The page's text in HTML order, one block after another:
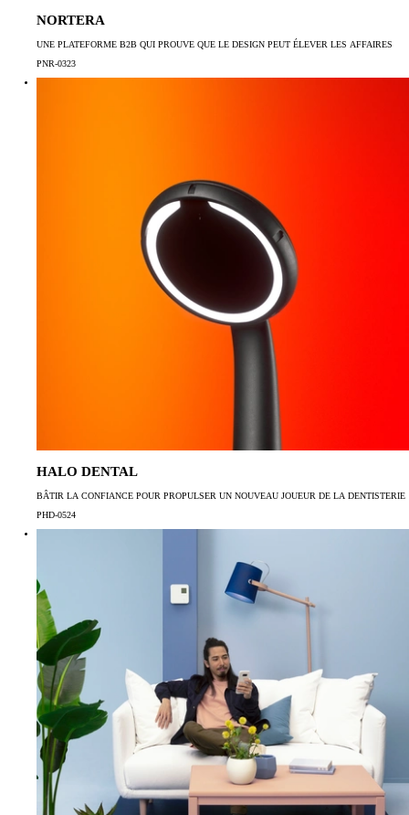
NORTERA
UNE PLATEFORME B2B QUI PROUVE QUE LE DESIGN PEUT ÉLEVER LES AFFAIRES
PNR-0323
HALO DENTAL
BÂTIR LA CONFIANCE POUR PROPULSER UN NOUVEAU JOUEUR DE LA DENTISTERIE
PHD-0524